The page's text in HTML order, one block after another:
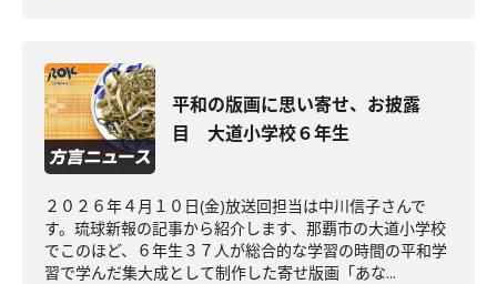
平和の版画に思い寄せ、お披露
目 大道小学校６年生
２０２６年４月１０日(金)放送回担当は中川信子さんで
す。琉球新報の記事から紹介します、那覇市の大道小学校
でこのほど、６年生３７人が総合的な学習の時間の平和学
習で学んだ集大成として制作した寄せ版画「あな...